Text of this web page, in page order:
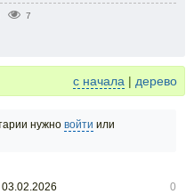
7
с начала | дерево
нужно войти или
0